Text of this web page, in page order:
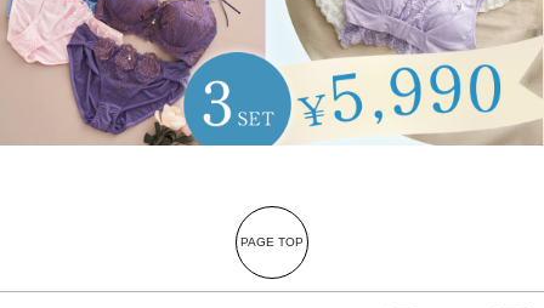
PAGE TOP